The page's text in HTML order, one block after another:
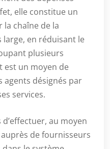
elle constitue un
chaîne de la
large, en réduisant le
plusieurs
est un moyen de
agents désignés par
services.
au moyen
de fournisseurs